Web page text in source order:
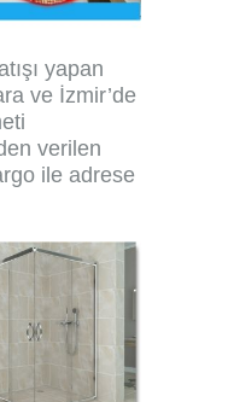
yapan
ve İzmir’de
verilen
ile adrese